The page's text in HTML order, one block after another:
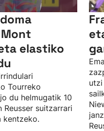
elastiko
Tourreko
du helmugatik 10
Reusser suitzarrari
kentzeko.